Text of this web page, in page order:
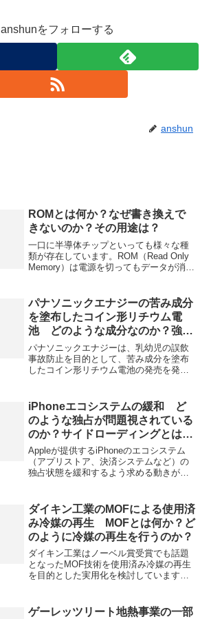
anshunをフォローする
anshun
ROMとは何か？なぜ書き換えで
きないのか？その用途は？
一口に半導体チップといっても様々な種
類が存在しています。ROM（Read Only
Memory）は電源を切ってもデータが消え
モリがあっても、ROMが使用される理由
を知ることができます。
パナソニックエナジーの苦み成分
を塗布したコイン形リチウム電
池 どのような成分なのか？強い
苦みを持つ理由は？
パナソニックエナジーは、乳幼児の誤飲
事故防止を目的として、苦み成分を塗布
したコイン形リチウム電池の発売を発表
低いのかを知ることができます。
iPhoneエコシステムの緩和 ど
のような独占が問題視されている
のか？サイドローディングとは何
か？
Appleが提供するiPhoneのエコシステム
（アプリストア、決済システムなど）の
独占状態を緩和するよう求める動きが広
すため、サイドローディングの義務化
や、アプリ内課金における代替決済手段
の導入を通じて、独占を緩和させようと
しています。どのような独占が問題視さ
れているのか、サイドローディングとは
何かを知ることができます。
ダイキン工業のMOFによる使用済
み冷媒の再生 MOFとは何か？ど
のように冷媒の再生を行うのか？
ダイキン工業はノーベル賞受賞でも話題
となったMOF技術を使用済み冷媒の再生
を目的とした実用化を検討しています。
ます。
ゲーレッツリート地熱事業の一部